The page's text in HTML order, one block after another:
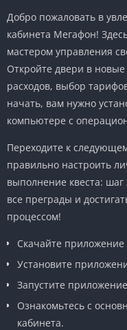
Добро пожаловать в
кабинета Мегафон!
мастером управления
Откройте двери в новые
расходов, выбор
начать, вам нужно
компьютере с
Переходите к
правильно настроить
выполнение квеста:
все преграды и
процессом!
Скачайте
Установите
Запустите
Ознакомьтесь с
кабинета.